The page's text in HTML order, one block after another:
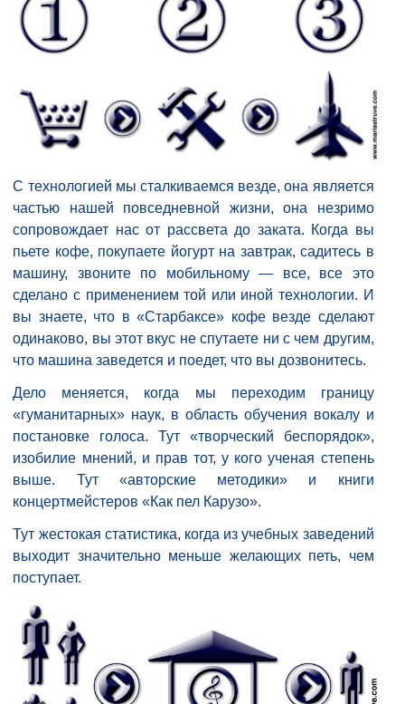
С технологией мы сталкиваемся везде, она является
частью нашей повседневной жизни, она незримо
сопровождает нас от рассвета до заката. Когда вы
пьете кофе, покупаете йогурт на завтрак, садитесь в
машину, звоните по мобильному — все, все это
сделано с применением той или иной технологии. И
вы знаете, что в «Старбаксе» кофе везде сделают
одинаково, вы этот вкус не спутаете ни с чем другим,
что машина заведется и поедет, что вы дозвонитесь.
Дело меняется, когда мы переходим границу
«гуманитарных» наук, в область обучения вокалу и
постановке голоса. Тут «творческий беспорядок»,
изобилие мнений, и прав тот, у кого ученая степень
выше. Тут «авторские методики» и книги
концертмейстеров «Как пел Карузо».
Тут жестокая статистика, когда из учебных заведений
выходит значительно меньше желающих петь, чем
поступает.